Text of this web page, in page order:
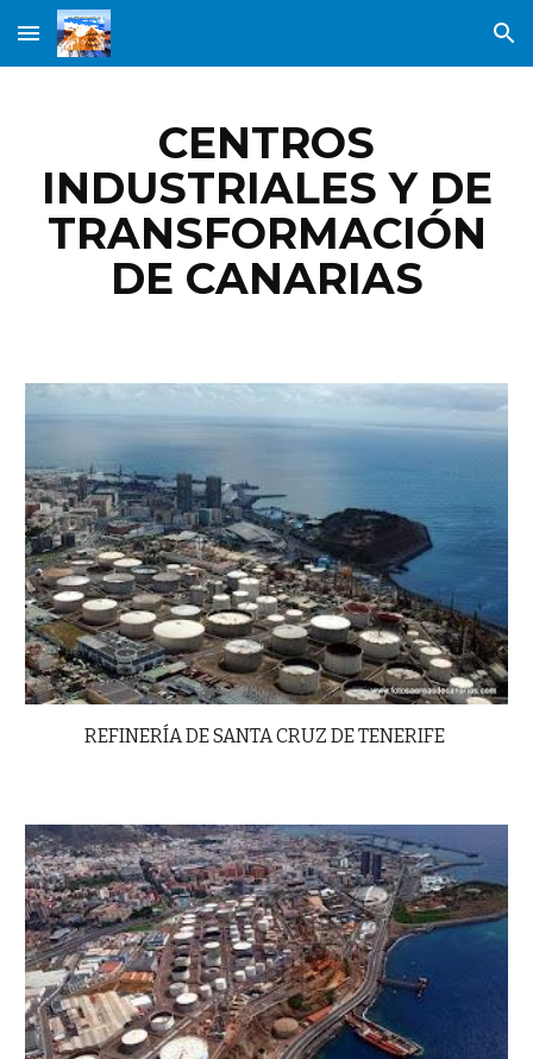
Skip to main content Skip to navigation
CENTROS
INDUSTRIALES Y DE
TRANSFORMACIÓN
DE CANARIAS
REFINERÍA DE SANTA CRUZ DE TENERIFE